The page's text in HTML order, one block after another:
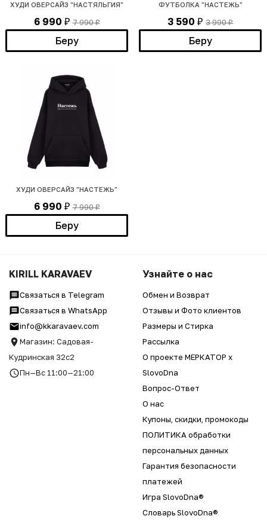
ХУДИ ОВЕРСАЙЗ "НАСТЯЛЬГИЯ"
6 990 ₽ 7 990₽
Беру
ФУТБОЛКА "НАСТЕЖЬ"
3 590 ₽ 3 990₽
Беру
ХУДИ ОВЕРСАЙЗ "НАСТЕЖЬ"
6 990 ₽ 7 990₽
Беру
KIRILL KARAVAEV
Связаться в Telegram
Связаться в WhatsApp
info@kkaravaev.com
Магазин: Садовая-
Кудринская 32с2
Пн—Вс 11:00—21:00
Узнайте о нас
Обмен и Возврат
Отзывы и Фото клиентов
Размеры и Стирка
Рассылка
О проекте МЕРКАТОР x
SlovoDna
Вопрос-Ответ
О нас
Купоны, скидки, промокоды
ПОЛИТИКА обработки
персональных данных
Гарантия безопасности
платежей
Игра SlovoDna®
Словарь SlovoDna®